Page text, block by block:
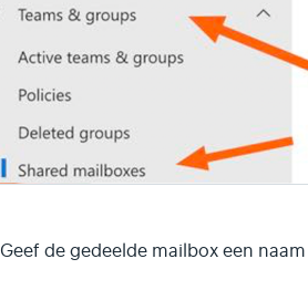
Geef de gedeelde mailbox een